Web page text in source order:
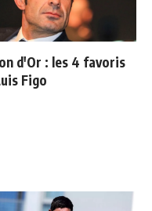
d'Or : les 4 favoris
Figo